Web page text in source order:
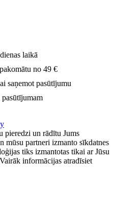
laikā
no 49 €
saņemot pasūtījumu
pieredzi un rādītu Jums
mūsu partneri izmanto sīkdatnes
tiks izmantotas tikai ar Jūsu
informācijas atradīsiet